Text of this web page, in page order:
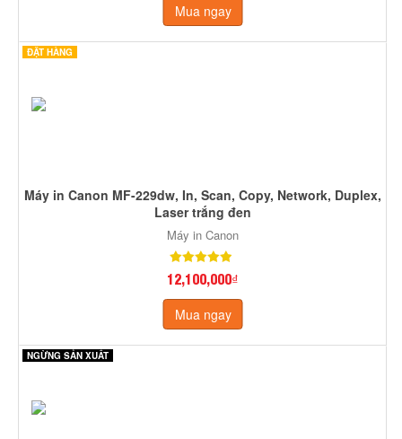
Mua ngay
ĐẶT HÀNG
Máy in Canon MF-229dw, In, Scan, Copy, Network, Duplex,
Laser trắng đen
Máy in Canon
12,100,000₫
Mua ngay
NGỪNG SẢN XUẤT